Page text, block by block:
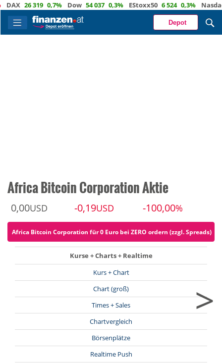
26 319 0,7% Dow 54 037 0,3% EStoxx50 6 524 0,3% Nasdaq
Depot
Africa Bitcoin Corporation Aktie
0,00USD -0,19USD -100,00%
Africa Bitcoin Corporation für 0 Euro bei ZERO ordern (zzgl. Spreads)
Kurse + Charts + Realtime
Kurs + Chart
Chart (groß)
Times + Sales
Chartvergleich
Börsenplätze
Realtime Push
>